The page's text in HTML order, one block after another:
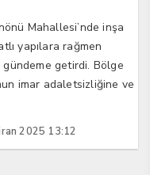
Mahallesi’nde inşa
yapılara rağmen
gündeme getirdi. Bölge
imar adaletsizliğine ve
2025 13:12